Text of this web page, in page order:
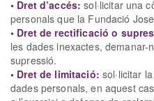
• Dret d’accés: sol·licitar una
personals que la Fundació
• Dret de rectificació o
les dades inexactes, demanar-
supressió.
• Dret de limitació: sol·licitar
dades personals, en aquest